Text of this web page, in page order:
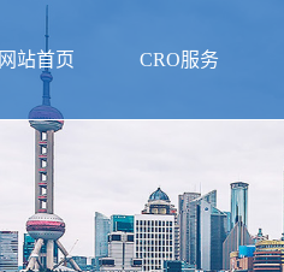
网站首页 CRO服务